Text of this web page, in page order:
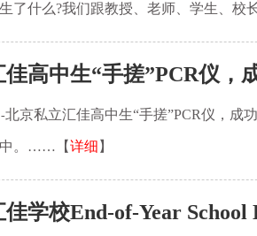
了什么?我们跟教授、老师、学生、
高中生“手搓”PCR仪，
北京私立汇佳高中生“手搓”PCR仪，成
中。……【详细 】
学校End-of-Year